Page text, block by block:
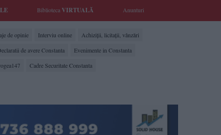
BibliotecaVIRTUALĂ Anunturi
de opinie Interviu online
Achiziții, licitații, vânzări
de avere Constanta
Evenimente in Constanta
Cadre Securitate Constanta